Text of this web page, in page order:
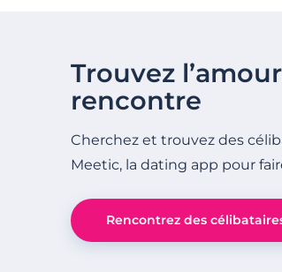
Trouvez
rencontre
Cherchez et trouvez des
Meetic, la dating app pour
Rencontrez des